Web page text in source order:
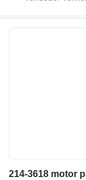
214-3618 motor